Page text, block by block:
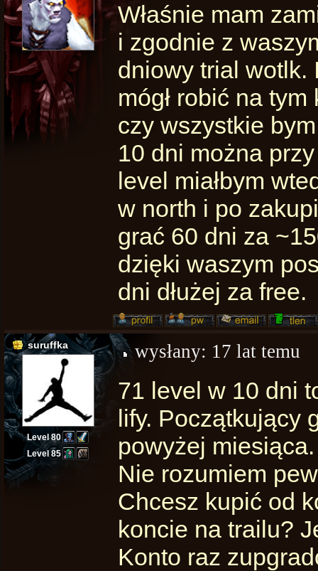
Właśnie mam
i zgodnie z
dniowy trial wotlk.
mógł robić na
czy wszystkie
10 dni można
level miałbym
w north i po
grać 60 dni za
dzięki waszym
dni dłużej za free.
suruffka
Level 80
Level 85
wysłany: 17 lat temu
71 level w 10 dni
lify. Początkujący
powyżej miesiąca.
Nie rozumiem
Chcesz kupić od
koncie na trailu?
Konto raz